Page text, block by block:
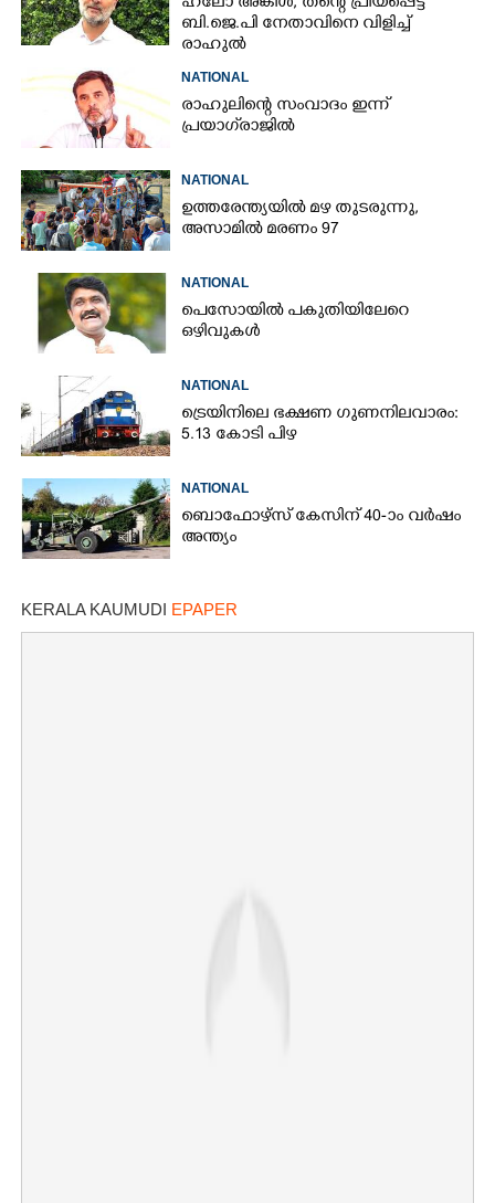
ബി.ജെ.പി നേതാവിനെ വിളിച്ച്
രാഹുൽ
NATIONAL
രാഹുലിന്റെ സംവാദം ഇന്ന്
പ്രയാഗ്‌രാജിൽ
NATIONAL
ഉത്തരേന്ത്യയിൽ മഴ തുടരുന്നു,​
അസാമിൽ മരണം 97
NATIONAL
പെസോയിൽ പകുതിയിലേറെ
ഒഴിവുകൾ
NATIONAL
ട്രെയിനിലെ ഭക്ഷണ ഗുണനിലവാരം:
5.13 കോടി പിഴ
NATIONAL
ബൊഫോഴ്സ് കേസിന് 40-ാം വ‌ർഷം
അന്ത്യം
KERALA KAUMUDI EPAPER